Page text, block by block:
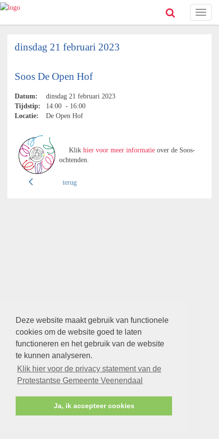
Deze website maakt gebruik van functionele
cookies om de website goed te laten
functioneren en het gebruik van de website
te kunnen analyseren.
Klik hier voor de privacy statement van de
Protestantse Gemeente Veenendaal
Ja, ik accepteer cookies
Toggle
dinsdag 21 februari 2023
Soos De Open Hof
Datum:
dinsdag 21 februari 2023
Tijdstip:
14:00 - 16:00
Locatie:
De Open Hof
Klik hier voor meer informatie over de Soos-
ochtenden.
terug